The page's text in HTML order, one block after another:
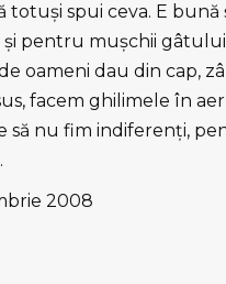
totuşi spui ceva. E
pentru muşchii
oameni dau din cap,
facem ghilimele în
să nu fim indiferenţi,
2008